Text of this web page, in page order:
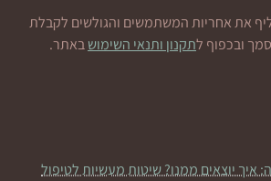
את אחריות המשתמשים והגולשים לקבלת
ובכפוף לתקנון ותנאי השימושבאתר.
איך יוצאים ממנו? שיטות מעשיות לטיפול